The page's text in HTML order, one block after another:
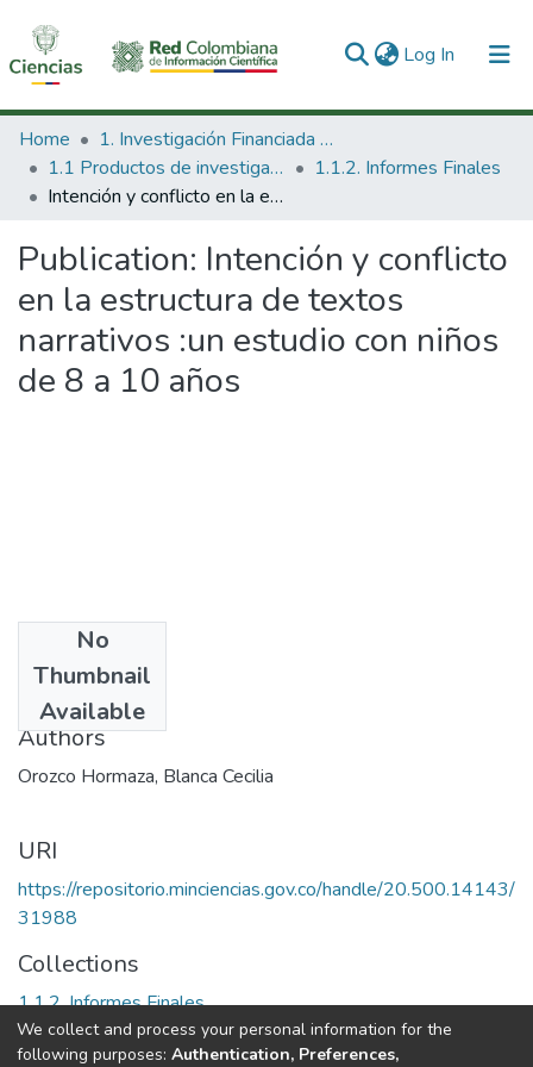
Log In (current)
Communities & Collections
All of DSpace
Home
1. Investigación Financiada con Recursos Públicos
1.1 Productos de investigación
1.1.2. Informes Finales
Intención y conflicto en la estructura de textos narrativos :un estudio con niños de 8 a 10 años
Publication: Intención y conflicto
en la estructura de textos
narrativos :un estudio con niños
de 8 a 10 años
No
Thumbnail
Available
1999
Authors
Orozco Hormaza, Blanca Cecilia
URI
https://repositorio.minciencias.gov.co/handle/20.500.14143/
31988
Collections
1.1.2. Informes Finales
Full item page
We collect and process your personal information for the
following purposes: Authentication, Preferences,